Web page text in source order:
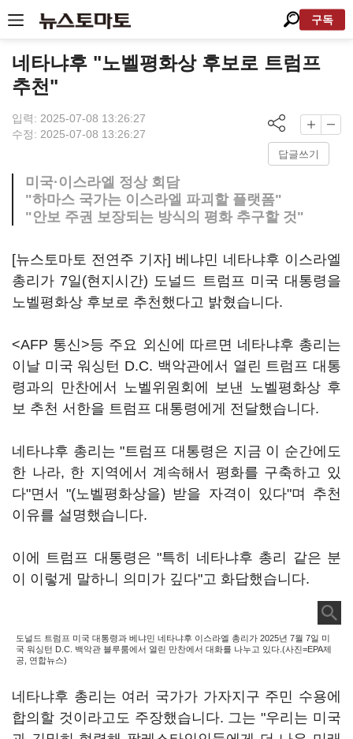
구독
네타냐후 "노벨평화상 후보로 트럼프
추천"
입력: 2025-07-08 13:26:27
수정: 2025-07-08 13:26:27
답글쓰기
미국·이스라엘 정상 회담
"하마스 국가는 이스라엘 파괴할 플랫폼"
"안보 주권 보장되는 방식의 평화 추구할 것"
[뉴스토마토 전연주 기자] 베냐민 네타냐후 이스라엘
총리가 7일(현지시간) 도널드 트럼프 미국 대통령을
노벨평화상 후보로 추천했다고 밝혔습니다.
<AFP 통신>등 주요 외신에 따르면 네타냐후 총리는
이날 미국 워싱턴 D.C. 백악관에서 열린 트럼프 대통
령과의 만찬에서 노벨위원회에 보낸 노벨평화상 후
보 추천 서한을 트럼프 대통령에게 전달했습니다.
네타냐후 총리는 "트럼프 대통령은 지금 이 순간에도
한 나라, 한 지역에서 계속해서 평화를 구축하고 있
다"면서 "(노벨평화상을) 받을 자격이 있다"며 추천
이유를 설명했습니다.
이에 트럼프 대통령은 "특히 네타냐후 총리 같은 분
이 이렇게 말하니 의미가 깊다"고 화답했습니다.
도널드 트럼프 미국 대통령과 베냐민 네타냐후 이스라엘 총리가 2025년 7월 7일 미
국 워싱턴 D.C. 백악관 블루룸에서 열린 만찬에서 대화를 나누고 있다.(사진=EPA제
공, 연합뉴스)
네타냐후 총리는 여러 국가가 가자지구 주민 수용에
합의할 것이라고도 주장했습니다. 그는 "우리는 미국